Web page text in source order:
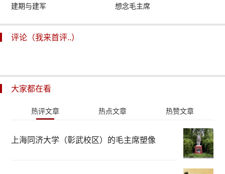
建期与建军
想念毛主席
评论（我来首评..）
大家都在看
热评文章 热点文章 热赞文章
上海同济大学（彰武校区）的毛主席塑像